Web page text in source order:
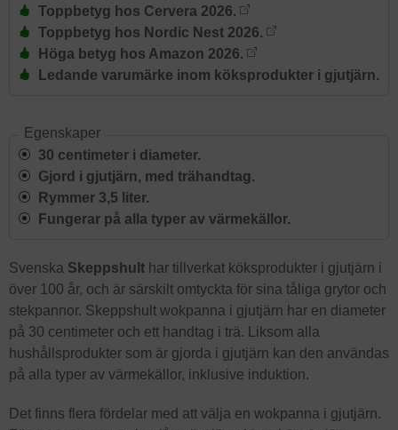
Toppbetyg hos Cervera 2026.
Toppbetyg hos Nordic Nest 2026.
Höga betyg hos Amazon 2026.
Ledande varumärke inom köksprodukter i gjutjärn.
Egenskaper
30 centimeter i diameter.
Gjord i gjutjärn, med trähandtag.
Rymmer 3,5 liter.
Fungerar på alla typer av värmekällor.
Svenska Skeppshult har tillverkat köksprodukter i gjutjärn i
över 100 år, och är särskilt omtyckta för sina tåliga grytor och
stekpannor. Skeppshult wokpanna i gjutjärn har en diameter
på 30 centimeter och ett handtag i trä. Liksom alla
hushållsprodukter som är gjorda i gjutjärn kan den användas
på alla typer av värmekällor, inklusive induktion.
Det finns flera fördelar med att välja en wokpanna i gjutjärn.